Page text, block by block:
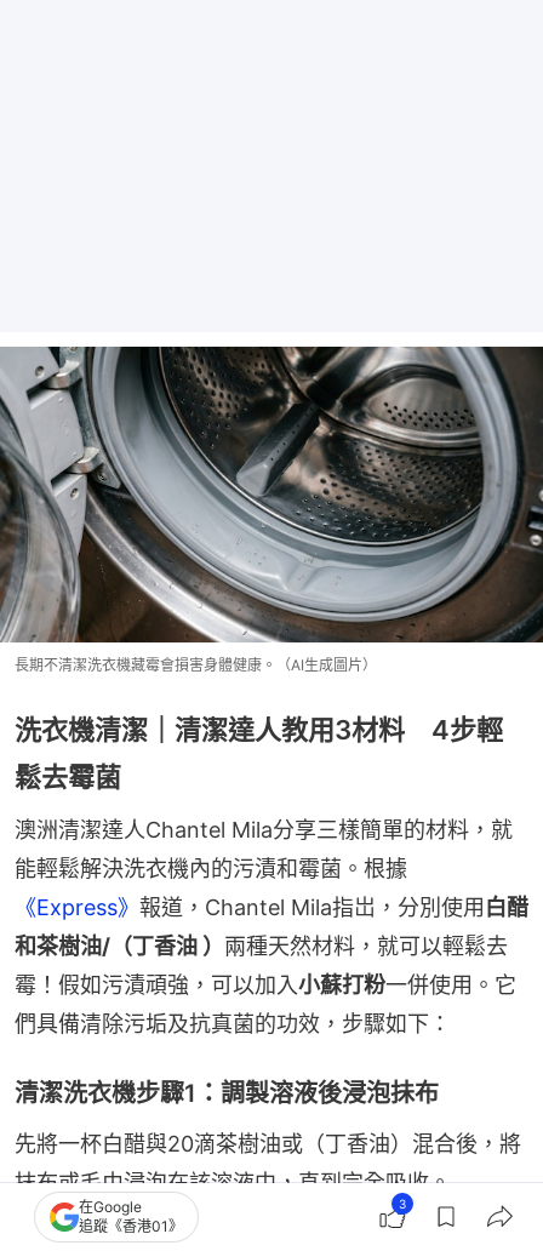
長期不清潔洗衣機藏霉會損害身體健康。（AI生成圖片）
洗衣機清潔｜清潔達人教用3材料 4步輕
鬆去霉菌
澳洲清潔達人Chantel Mila分享三樣簡單的材料，就
能輕鬆解決洗衣機內的污漬和霉菌。根據
《Express》 報道，Chantel Mila指岀，分別使用 白醋
和茶樹油/（丁香油 ） 兩種天然材料，就可以輕鬆去
霉！假如污漬頑強，可以加入小蘇打粉一併使用。它
們具備清除污垢及抗真菌的功效，步驟如下：
清潔洗衣機步驟1：調製溶液後浸泡抺布
先將一杯白醋與20滴茶樹油或（丁香油）混合後，將
抹布或毛巾浸泡在該溶液中，直到完全吸收。
在Google
追蹤《香港01》
3